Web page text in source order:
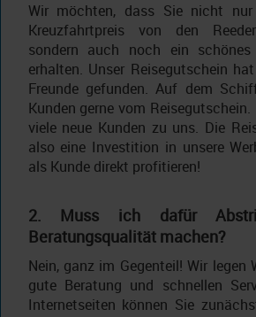
Wir möchten, dass Sie nicht
Kreuzfahrtpreis von den
sondern auch noch ein
erhalten. Unser Reisegutschein
Freunde gefunden. Auf dem
Kunden gerne vom
viele neue Kunden zu uns. Die
also eine Investition in unsere
als Kunde direkt profitieren!
2. Muss ich dafür
Beratungsqualität machen?
Nein, ganz im Gegenteil! Wir legen
gute Beratung und schnellen
Internetseiten können Sie